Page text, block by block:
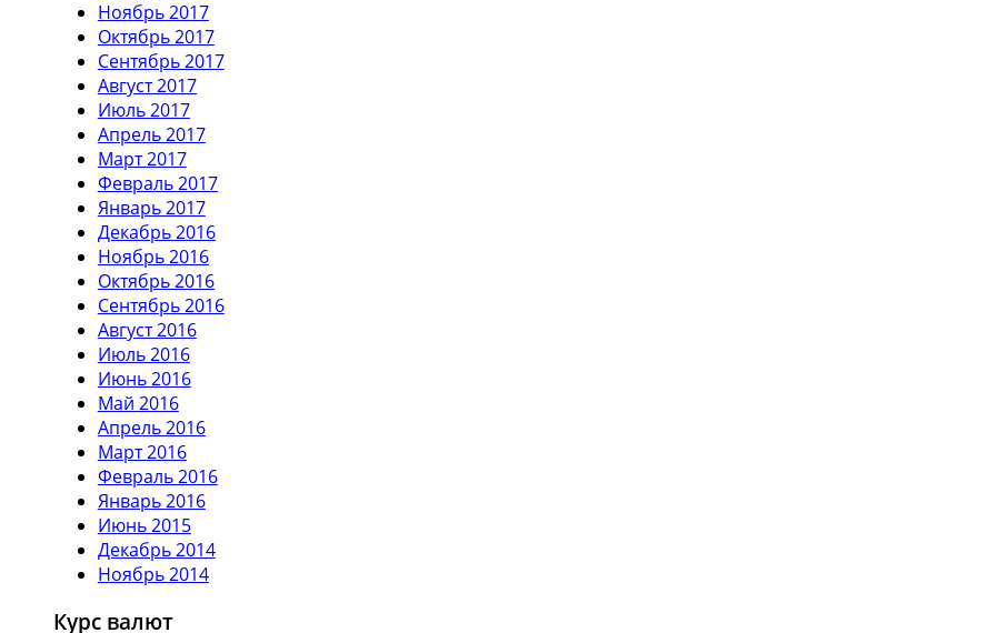
Ноябрь 2017
Октябрь 2017
Сентябрь 2017
Август 2017
Июль 2017
Апрель 2017
Март 2017
Февраль 2017
Январь 2017
Декабрь 2016
Ноябрь 2016
Октябрь 2016
Сентябрь 2016
Август 2016
Июль 2016
Июнь 2016
Май 2016
Апрель 2016
Март 2016
Февраль 2016
Январь 2016
Июнь 2015
Декабрь 2014
Ноябрь 2014
Курс валют